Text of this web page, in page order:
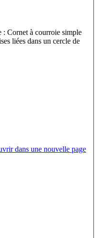
: Cornet à courroie simple
liées dans un cercle de
dans une nouvelle page